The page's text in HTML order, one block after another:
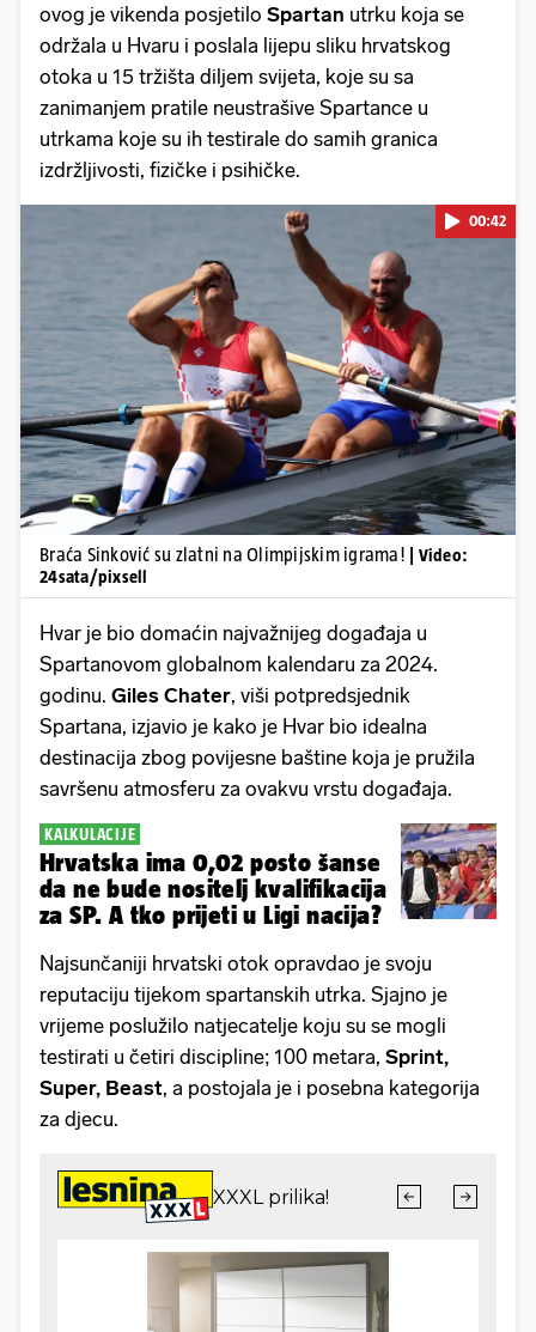
ovog je vikenda posjetilo Spartan utrku koja se
održala u Hvaru i poslala lijepu sliku hrvatskog
otoka u 15 tržišta diljem svijeta, koje su sa
zanimanjem pratile neustrašive Spartance u
utrkama koje su ih testirale do samih granica
izdržljivosti, fizičke i psihičke.
Pokretanje videa...
00:42
Braća Sinković su zlatni na Olimpijskim igrama!
| Video:
24sata/pixsell
Hvar je bio domaćin najvažnijeg događaja u
Spartanovom globalnom kalendaru za 2024.
godinu. Giles Chater, viši potpredsjednik
Spartana, izjavio je kako je Hvar bio idealna
destinacija zbog povijesne baštine koja je pružila
savršenu atmosferu za ovakvu vrstu događaja.
KALKULACIJE
Hrvatska ima 0,02 posto šanse
da ne bude nositelj kvalifikacija
za SP. A tko prijeti u Ligi nacija?
Najsunčaniji hrvatski otok opravdao je svoju
reputaciju tijekom spartanskih utrka. Sjajno je
vrijeme poslužilo natjecatelje koju su se mogli
testirati u četiri discipline; 100 metara, Sprint,
Super, Beast, a postojala je i posebna kategorija
za djecu.